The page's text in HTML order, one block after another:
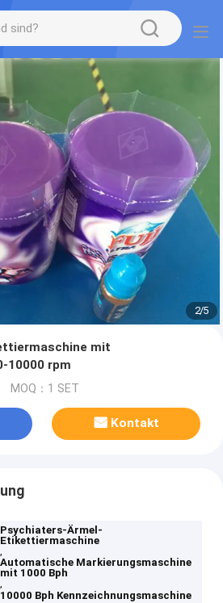
2/5
mit
10000 rpm
MOQ：1 SET
Kontakt
Psychiaters-Ärmel-
Etikettiermaschine
,
Automatische Markierungsmaschine
mit 1000 Bph
,
10000 Bph Kennzeichnungsmaschine